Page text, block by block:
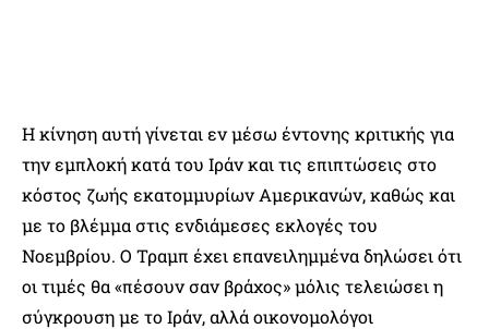
Η κίνηση αυτή γίνεται εν μέσω έντονης κριτικής για
την εμπλοκή κατά του Ιράν και τις επιπτώσεις στο
κόστος ζωής εκατομμυρίων Αμερικανών, καθώς και
με το βλέμμα στις ενδιάμεσες εκλογές του
Νοεμβρίου. Ο Τραμπ έχει επανειλημμένα δηλώσει ότι
οι τιμές θα «πέσουν σαν βράχος» μόλις τελειώσει η
σύγκρουση με το Ιράν, αλλά οικονομολόγοι